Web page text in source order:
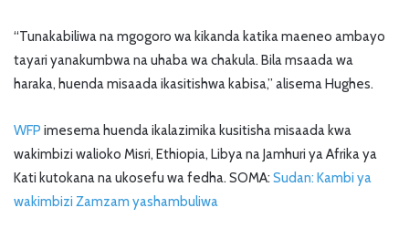
“Tunakabiliwa na mgogoro wa kikanda katika maeneo ambayo
tayari yanakumbwa na uhaba wa chakula. Bila msaada wa
haraka, huenda misaada ikasitishwa kabisa,” alisema Hughes.
WFP imesema huenda ikalazimika kusitisha misaada kwa
wakimbizi walioko Misri, Ethiopia, Libya na Jamhuri ya Afrika ya
Kati kutokana na ukosefu wa fedha. SOMA: Sudan: Kambi ya
wakimbizi Zamzam yashambuliwa